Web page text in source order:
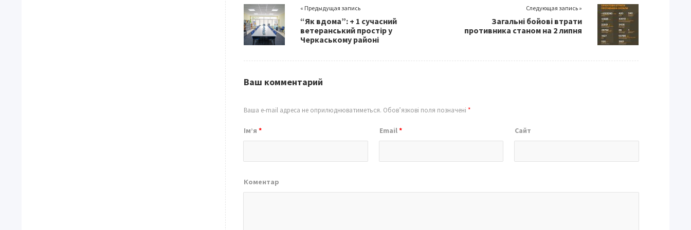
o
k
« Предыдущая запись
“Як вдома”: + 1 сучасний
ветеранський простір у
Черкаському районі
Следующая запись »
Загальні бойові втрати
противника станом на 2 липня
Ваш комментарий
Ваша e-mail адреса не оприлюднюватиметься. Обов’язкові поля позначені*
Ім’я* Email* Сайт
Коментар